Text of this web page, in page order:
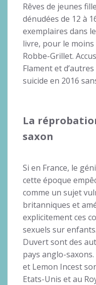
Rêves de jeunes
dénudées de 12 à
exemplaires dans
livre, pour le
Robbe-Grillet.
Flament et
suicide en 2016
La
saxon
Si en France, le
cette époque
comme un sujet
britanniques et
explicitement ces
sexuels sur
Duvert sont des
pays anglo-
et Lemon Incest
Etats-Unis et au